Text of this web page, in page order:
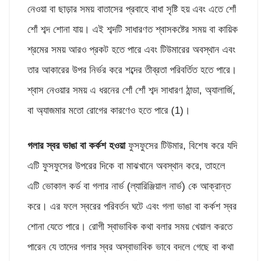
নেওয়া বা ছাড়ার সময় বাতাসের প্রবাহে বাধা সৃষ্টি হয় এবং এতে শোঁ
শোঁ শব্দ শোনা যায়। এই শব্দটি সাধারণত শ্বাসকষ্টের সময় বা কায়িক
শ্রমের সময় আরও প্রকট হতে পারে এবং টিউমারের অবস্থান এবং
তার আকারের উপর নির্ভর করে শব্দের তীব্রতা পরিবর্তিত হতে পারে।
শ্বাস নেওয়ার সময় এ ধরনের শোঁ শোঁ শব্দ সাধারণ ঠান্ডা, অ্যালার্জি,
বা অ্যাজমার মতো রোগের কারণেও হতে পারে (1)।
গলার স্বর ভাঙা বা কর্কশ হওয়াফুসফুসের টিউমার, বিশেষ করে যদি
এটি ফুসফুসের উপরের দিকে বা মাঝখানে অবস্থান করে, তাহলে
এটি ভোকাল কর্ড বা গলার নার্ভ (ল্যারিঞ্জিয়াল নার্ভ) কে আক্রান্ত
করে। এর ফলে স্বরের পরিবর্তন ঘটে এবং গলা ভাঙা বা কর্কশ স্বর
শোনা যেতে পারে। রোগী স্বাভাবিক কথা বলার সময় খেয়াল করতে
পারেন যে তাদের গলার স্বর অস্বাভাবিক ভাবে বদলে গেছে বা কথা